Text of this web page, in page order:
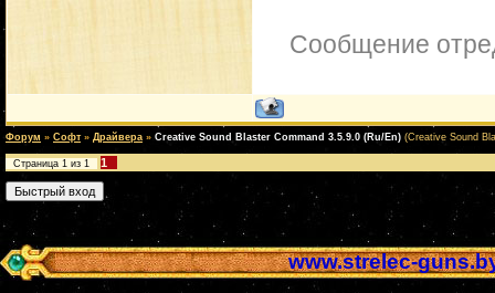
Сообщение
Форум » Софт » Драйвера » Creative Sound Blaster Command 3.5.9.0 (Ru/En) (Creative Sound
Страница 1 из 1 1
www.strelec-